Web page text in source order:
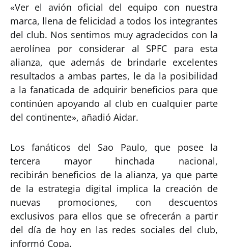
«Ver el avión oficial del equipo con nuestra
marca, llena de felicidad a todos los integrantes
del club. Nos sentimos muy agradecidos con la
aerolínea por considerar al SPFC para esta
alianza, que además de brindarle excelentes
resultados a ambas partes, le da la posibilidad
a la fanaticada de adquirir beneficios para que
continúen apoyando al club en cualquier parte
del continente», añadió Aidar.
Los fanáticos del Sao Paulo, que posee la
tercera mayor hinchada nacional,
recibirán beneficios de la alianza, ya que parte
de la estrategia digital implica la creación de
nuevas promociones, con descuentos
exclusivos para ellos que se ofrecerán a partir
del día de hoy en las redes sociales del club,
informó Copa.